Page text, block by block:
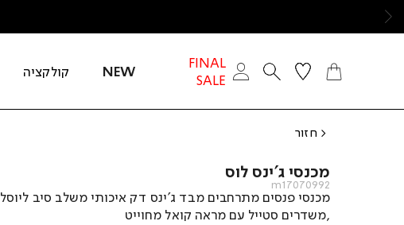
FINAL
SALE
NEW קולקציה
חזור
מכנסי ג’ינס לוס
m17070992
מכנסי פנסים מתרחבים מבד ג’ינס דק איכותי משלב סיב ליוסל
,משדרים סטייל עם מראה קואל מחוייט